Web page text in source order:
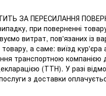
ЗА ПЕРЕСИЛАННЯ
при поверненні
витрат, пов'язаних із
а саме: виїзд кур'єра
транспортною компанією
(ТТН). У разі
з доставки